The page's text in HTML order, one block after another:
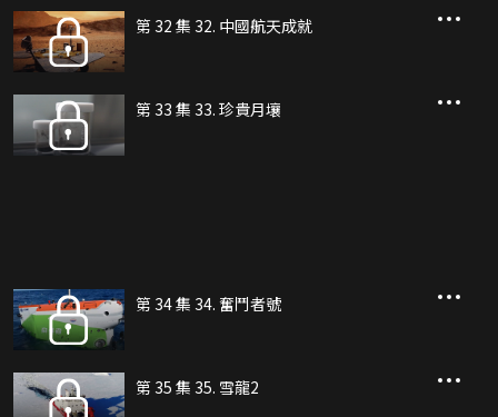
第 32 集 32. 中國航天成就
第 33 集 33. 珍貴月壤
第 34 集 34. 奮鬥者號
第 35 集 35. 雪龍2